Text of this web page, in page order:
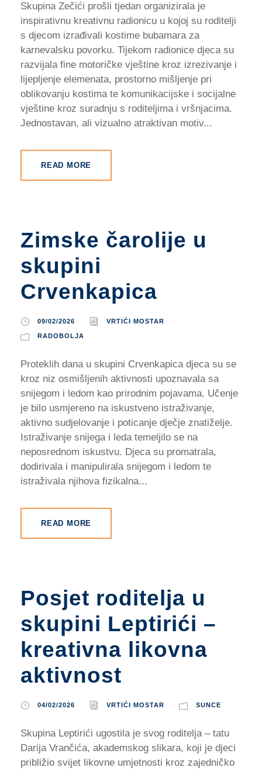
Skupina Zečići prošli tjedan organizirala je
inspirativnu kreativnu radionicu u kojoj su roditelji
s djecom izrađivali kostime bubamara za
karnevalsku povorku. Tijekom radionice djeca su
razvijala fine motoričke vještine kroz izrezivanje i
lijepljenje elemenata, prostorno mišljenje pri
oblikovanju kostima te komunikacijske i socijalne
vještine kroz suradnju s roditeljima i vršnjacima.
Jednostavan, ali vizualno atraktivan motiv...
READ MORE
Zimske čarolije u
skupini
Crvenkapica
09/02/2026 VRTIĆI MOSTAR
RADOBOLJA
Proteklih dana u skupini Crvenkapica djeca su se
kroz niz osmišljenih aktivnosti upoznavala sa
snijegom i ledom kao prirodnim pojavama. Učenje
je bilo usmjereno na iskustveno istraživanje,
aktivno sudjelovanje i poticanje dječje znatiželje.
Istraživanje snijega i leda temeljilo se na
neposrednom iskustvu. Djeca su promatrala,
dodirivala i manipulirala snijegom i ledom te
istraživala njihova fizikalna...
READ MORE
Posjet roditelja u
skupini Leptirići –
kreativna likovna
aktivnost
04/02/2026 VRTIĆI MOSTAR SUNCE
Skupina Leptirići ugostila je svog roditelja – tatu
Darija Vrančića, akademskog slikara, koji je djeci
približio svijet likovne umjetnosti kroz zajedničko